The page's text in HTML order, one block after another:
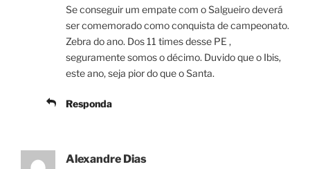
Se conseguir um empate com o Salgueiro deverá
ser comemorado como conquista de campeonato.
Zebra do ano. Dos 11 times desse PE ,
seguramente somos o décimo. Duvido que o Ibis,
este ano, seja pior do que o Santa.
Responda
Alexandre Dias